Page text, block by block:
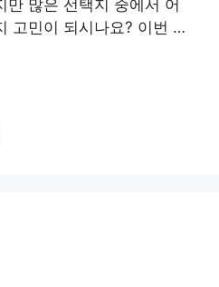
만 많은 선택지 중에서 어
고민이 되시나요? 이번 …